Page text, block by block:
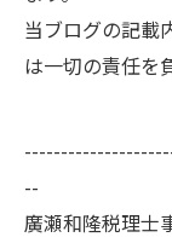
当ブログの記載
は一切の責任を
--
廣瀬和隆税理士